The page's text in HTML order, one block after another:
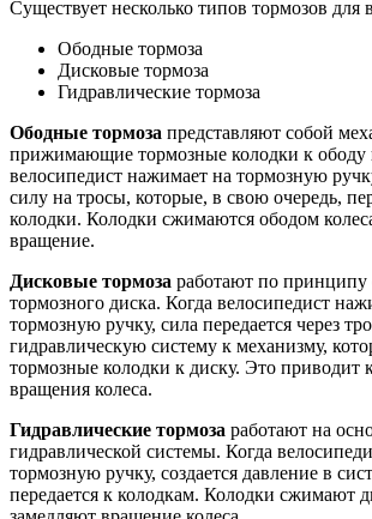
Существует несколько типов тормозов для
Ободные тормоза
Дисковые тормоза
Гидравлические тормоза
Ободные тормоза представляют собой
прижимающие тормозные колодки к ободу
велосипедист нажимает на тормозную
силу на тросы, которые, в свою очередь,
колодки. Колодки сжимаются ободом
вращение.
Дисковые тормоза работают по принципу
тормозного диска. Когда велосипедист
тормозную ручку, сила передается через
гидравлическую систему к механизму,
тормозные колодки к диску. Это приводит
вращения колеса.
Гидравлические тормоза работают на
гидравлической системы. Когда
тормозную ручку, создается давление в
передается к колодкам. Колодки сжимают